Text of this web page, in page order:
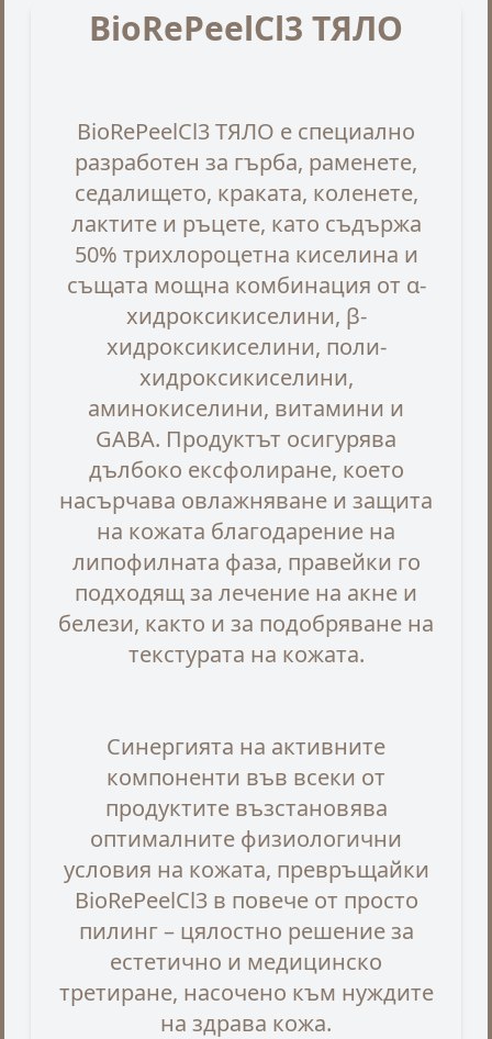
BioRePeelCl3 ТЯЛО
BioRePeelCl3 ТЯЛО е специално
разработен за гърба, раменете,
седалището, краката, коленете,
лактите и ръцете, като съдържа
50% трихлороцетна киселина и
същата мощна комбинация от α-
хидроксикиселини, β-
хидроксикиселини, поли-
хидроксикиселини,
аминокиселини, витамини и
GABA. Продуктът осигурява
дълбоко ексфолиране, което
насърчава овлажняване и защита
на кожата благодарение на
липофилната фаза, правейки го
подходящ за лечение на акне и
белези, както и за подобряване на
текстурата на кожата.
Синергията на активните
компоненти във всеки от
продуктите възстановява
оптималните физиологични
условия на кожата, превръщайки
BioRePeelCl3 в повече от просто
пилинг – цялостно решение за
естетично и медицинско
третиране, насочено към нуждите
на здрава кожа.